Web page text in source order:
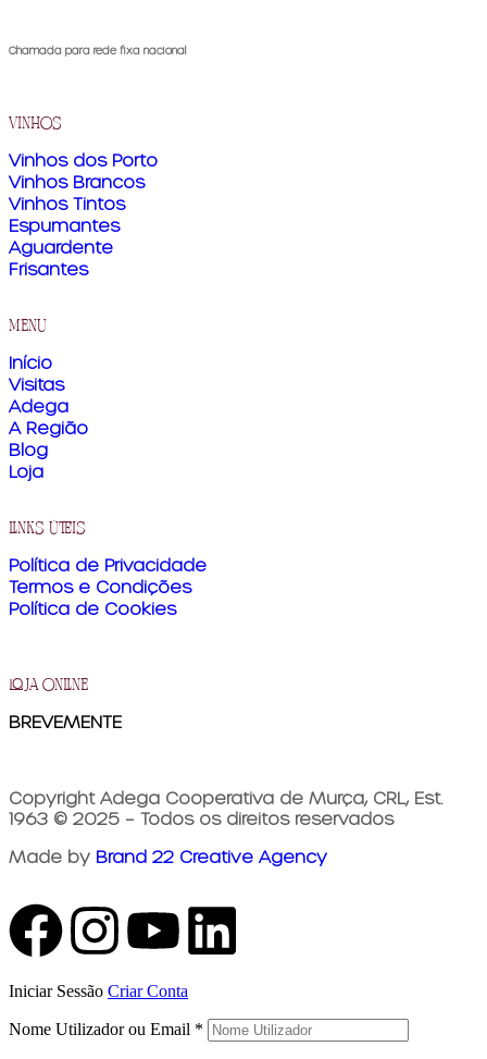
Chamada para rede fixa nacional
vinhos
Vinhos dos Porto
Vinhos Brancos
Vinhos Tintos
Espumantes
Aguardente
Frisantes
menu
Início
Visitas
Adega
A Região
Blog
Loja
links úteis
Política de Privacidade
Termos e Condições
Política de Cookies
loja online
BREVEMENTE
Copyright Adega Cooperativa de Murça, CRL, Est.
1963 © 2025 – Todos os direitos reservados
Made by Brand 22 Creative Agency
Iniciar Sessão Criar Conta
Nome Utilizador ou Email *